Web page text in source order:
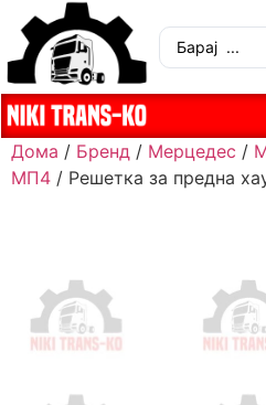
Дома / Бренд / Мерцедес /
МП4 / Решетка за предна